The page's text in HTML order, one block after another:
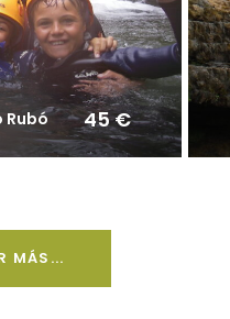
Rubó 45 €
MÁS...